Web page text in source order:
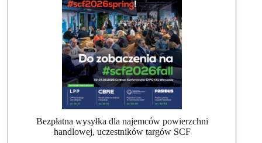
Bezpłatna wysyłka dla najemców powierzchni
handlowej, uczestników targów SCF